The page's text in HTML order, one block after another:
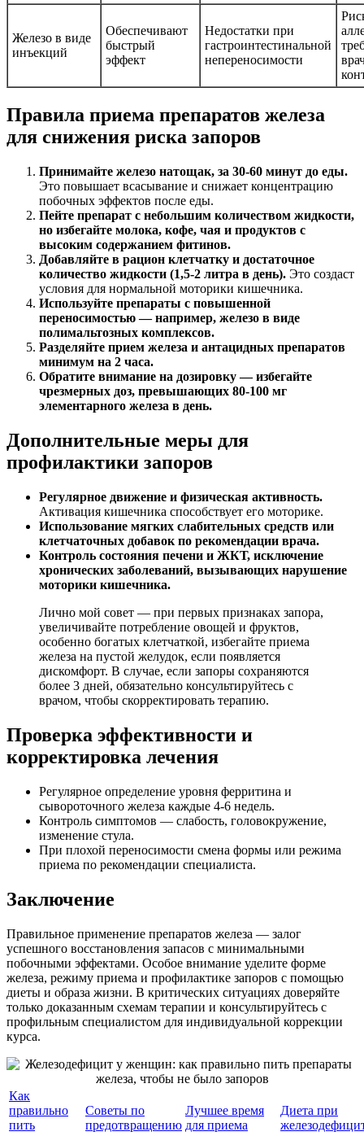
Железо в виде
инъекций
Обеспечивают
быстрый
эффект
Недостатки при
гастроинтестинальной
непереносимости
Правила приема препаратов железа
для снижения риска запоров
Принимайте железо натощак, за 30-60 минут до еды.
Это повышает всасывание и снижает концентрацию
побочных эффектов после еды.
Пейте препарат с небольшим количеством жидкости,
но избегайте молока, кофе, чая и продуктов с
высоким содержанием фитинов.
Добавляйте в рацион клетчатку и достаточное
количество жидкости (1,5-2 литра в день). Это создаст
условия для нормальной моторики кишечника.
Используйте препараты с повышенной
переносимостью — например, железо в виде
полимальтозных комплексов.
Разделяйте прием железа и антацидных препаратов
минимум на 2 часа.
Обратите внимание на дозировку — избегайте
чрезмерных доз, превышающих 80-100 мг
элементарного железа в день.
Дополнительные меры для
профилактики запоров
Регулярное движение и физическая активность.
Активация кишечника способствует его моторике.
Использование мягких слабительных средств или
клетчаточных добавок по рекомендации врача.
Контроль состояния печени и ЖКТ, исключение
хронических заболеваний, вызывающих нарушение
моторики кишечника.
Лично мой совет — при первых признаках запора,
увеличивайте потребление овощей и фруктов,
особенно богатых клетчаткой, избегайте приема
железа на пустой желудок, если появляется
дискомфорт. В случае, если запоры сохраняются
более 3 дней, обязательно консультируйтесь с
врачом, чтобы скорректировать терапию.
Проверка эффективности и
корректировка лечения
Регулярное определение уровня ферритина и
сывороточного железа каждые 4-6 недель.
Контроль симптомов — слабость, головокружение,
изменение стула.
При плохой переносимости смена формы или режима
приема по рекомендации специалиста.
Заключение
Правильное применение препаратов железа — залог
успешного восстановления запасов с минимальными
побочными эффектами. Особое внимание уделите форме
железа, режиму приема и профилактике запоров с помощью
диеты и образа жизни. В критических ситуациях доверяйте
только доказанным схемам терапии и консультируйтесь с
профильным специалистом для индивидуальной коррекции
курса.
Как
правильно
пить
Советы по
предотвращению
Лучшее время
для приема
Диета при